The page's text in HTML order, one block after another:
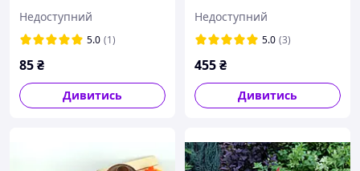
Недоступний
5.0 (1)
85₴
Дивитись
Недоступний
5.0 (3)
455₴
Дивитись